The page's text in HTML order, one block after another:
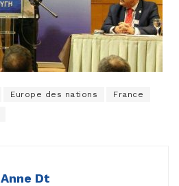
Europe des nations France
Anne Dt